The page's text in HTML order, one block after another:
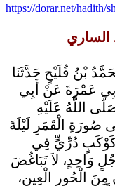
https://dorar.net/hadith/
بْنُ فُلَيْحٍ حَدَّثَنَا
عَمْرَةَ عَنْ أَبِي
اللَّهُ عَلَيْهِ
صُورَةِ الْقَمَرِ لَيْلَةَ
كَوْكَبٍ دُرِّيٍّ فِي
وَاحِدٍ، لاَ تَبَاغُضَ
الْحُورِ الْعِينِ،